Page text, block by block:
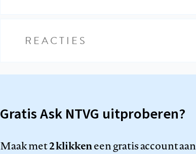
REACTIES
Gratis Ask NTVG uitproberen?
Maak met2 klikkeneen gratis account aan